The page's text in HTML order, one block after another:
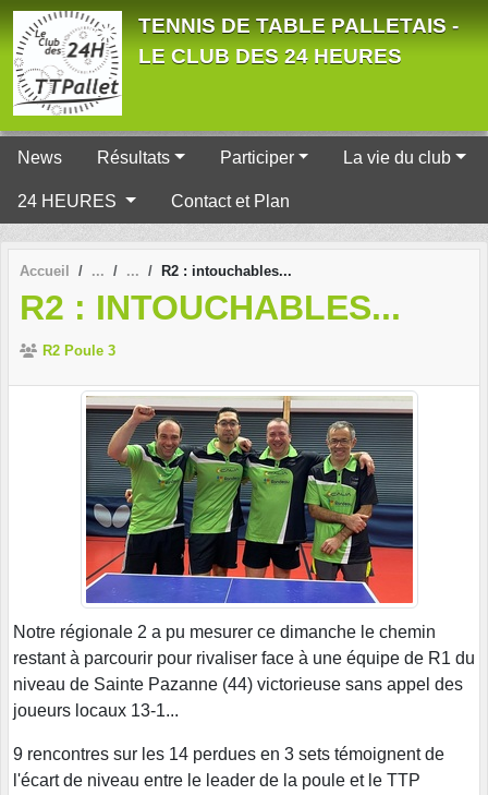
TENNIS DE TABLE PALLETAIS -
LE CLUB DES 24 HEURES
News Résultats Participer La vie du club
24 HEURES Contact et Plan
Accueil R2 : intouchables...
R2 : INTOUCHABLES...
R2 Poule 3
Notre régionale 2 a pu mesurer ce dimanche le chemin
restant à parcourir pour rivaliser face à une équipe de R1 du
niveau de Sainte Pazanne (44) victorieuse sans appel des
joueurs locaux 13-1...
9 rencontres sur les 14 perdues en 3 sets témoignent de
l'écart de niveau entre le leader de la poule et le TTP
Panneau de gestion des cookies